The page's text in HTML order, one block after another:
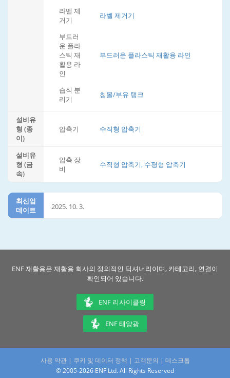
라벨 제
거기
라벨 제거기
부드러
운 플라
스틱 재
활용 라
인
부드러운 플라스틱 재활용 라인
습식 분
리기
침몰/부유 탱크
설비유
형 (종
이)
압축기 수직형 압축기
설비유
형 (금
속)
압축 장
비
수직형 압축기, 수평형 압축기
최신업
데이트
2025. 10. 3.
ENF 재활용은 재활용 회사의 정의적인 딕셔너리이며, 카테고리, 연결이
확인되어 있습니다.
ENF 리사이클링
ENF 태양광
사용 약관| 쿠키 및 데이터 정책 | 고객문의 | 데스크톱
© 2005-2026 ENF Ltd. All Rights Reserved